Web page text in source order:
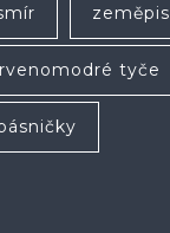
zeměpis
tyče